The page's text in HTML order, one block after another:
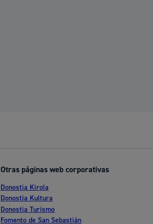
Otras páginas web corporativas
Donostia Kirola
Donostia Kultura
Donostia Turismo
Fomento de San Sebastián